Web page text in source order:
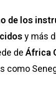
de los
y más
de África
como